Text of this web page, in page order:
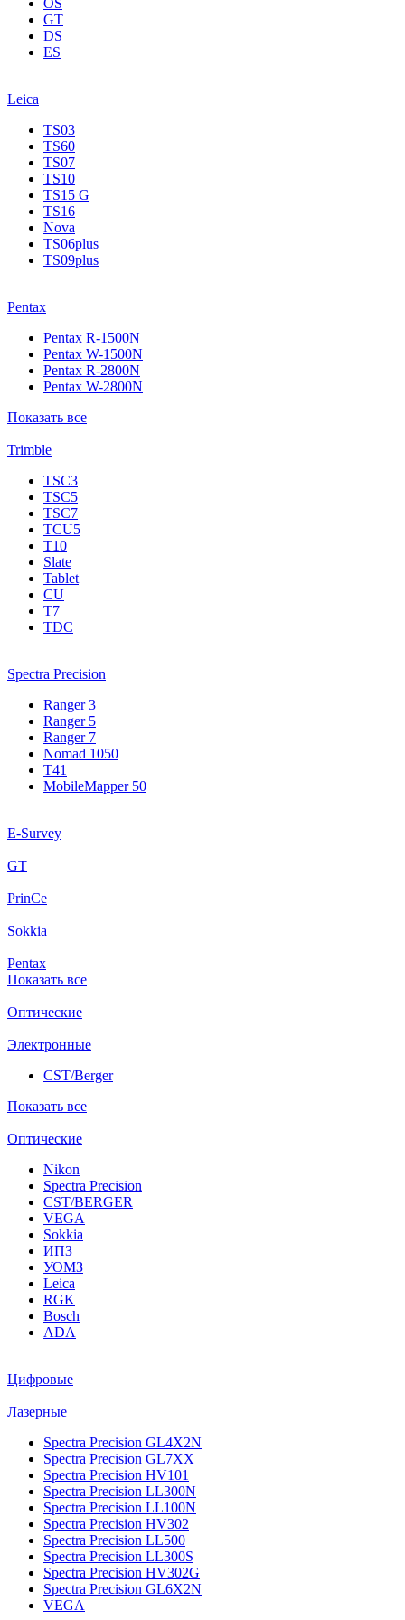
GT
DS
ES
Leica
TS03
TS60
TS07
TS10
TS15 G
TS16
Nova
TS06plus
TS09plus
Pentax
Pentax R-1500N
Pentax W-1500N
Pentax R-2800N
Pentax W-2800N
Показать все
Trimble
TSC3
TSC5
TSC7
TCU5
T10
Slate
Tablet
CU
T7
TDC
Spectra Precision
Ranger 3
Ranger 5
Ranger 7
Nomad 1050
T41
MobileMapper 50
E-Survey
GT
PrinCe
Sokkia
Pentax
Показать все
Оптические
Электронные
CST/Berger
Показать все
Оптические
Nikon
Spectra Precision
CST/BERGER
VEGA
Sokkia
ИПЗ
УОМЗ
Leica
RGK
Bosch
ADA
Цифровые
Лазерные
Spectra Precision GL4X2N
Spectra Precision GL7XX
Spectra Precision HV101
Spectra Precision LL300N
Spectra Precision LL100N
Spectra Precision HV302
Spectra Precision LL500
Spectra Precision LL300S
Spectra Precision HV302G
Spectra Precision GL6X2N
VEGA